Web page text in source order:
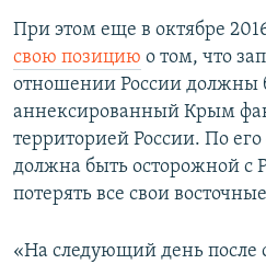
При этом еще в октябре
свою позицию о том, что
отношении России должны
аннексированный Крым
территорией России. По
должна быть осторожной с
потерять все свои
«На следующий день после